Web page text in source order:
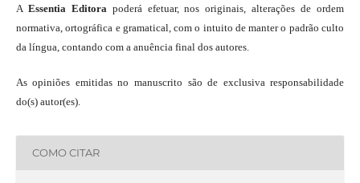
A Essentia Editora poderá efetuar, nos originais, alterações de ordem
normativa, ortográfica e gramatical, com o intuito de manter o padrão culto
da língua, contando com a anuência final dos autores.
As opiniões emitidas no manuscrito são de exclusiva responsabilidade
do(s) autor(es).
COMO CITAR